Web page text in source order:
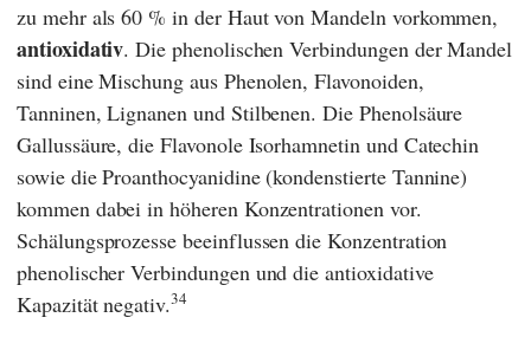
zu mehr als 60 % in der Haut von Mandeln vorkommen,
antioxidativ. Die phenolischen Verbindungen der Mandel
sind eine Mischung aus Phenolen, Flavonoiden,
Tanninen, Lignanen und Stilbenen. Die Phenolsäure
Gallussäure, die Flavonole Isorhamnetin und Catechin
sowie die Proanthocyanidine (kondenstierte Tannine)
kommen dabei in höheren Konzentrationen vor.
Schälungsprozesse beeinflussen die Konzentration
phenolischer Verbindungen und die antioxidative
Kapazität negativ.34